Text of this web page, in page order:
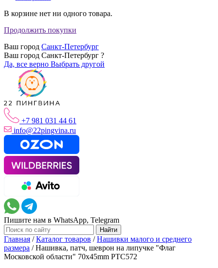
В корзине нет ни одного товара.
Продолжить покупки
Ваш город Санкт-Петербург
Ваш город Санкт-Петербург ?
Да, все верно Выбрать другой
+7 981 031 44 61
info@22pingvina.ru
Пишите нам в WhatsApp, Telegram
Главная /Каталог товаров /Нашивки малого и среднего
размера /Нашивка, патч, шеврон на липучке "Флаг
Московской области" 70x45mm PTC572